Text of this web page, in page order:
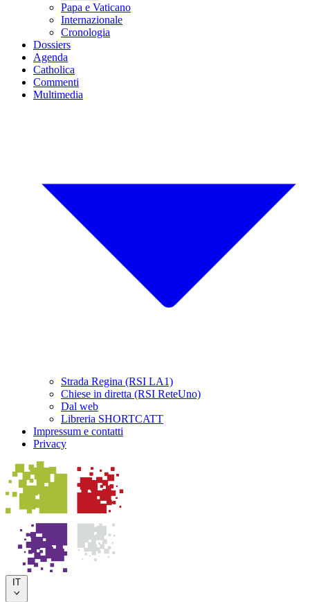
Papa e Vaticano
Internazionale
Cronologia
Dossiers
Agenda
Catholica
Commenti
Multimedia
Strada Regina (RSI LA1)
Chiese in diretta (RSI ReteUno)
Dal web
Libreria SHORTCATT
Impressum e contatti
Privacy
IT